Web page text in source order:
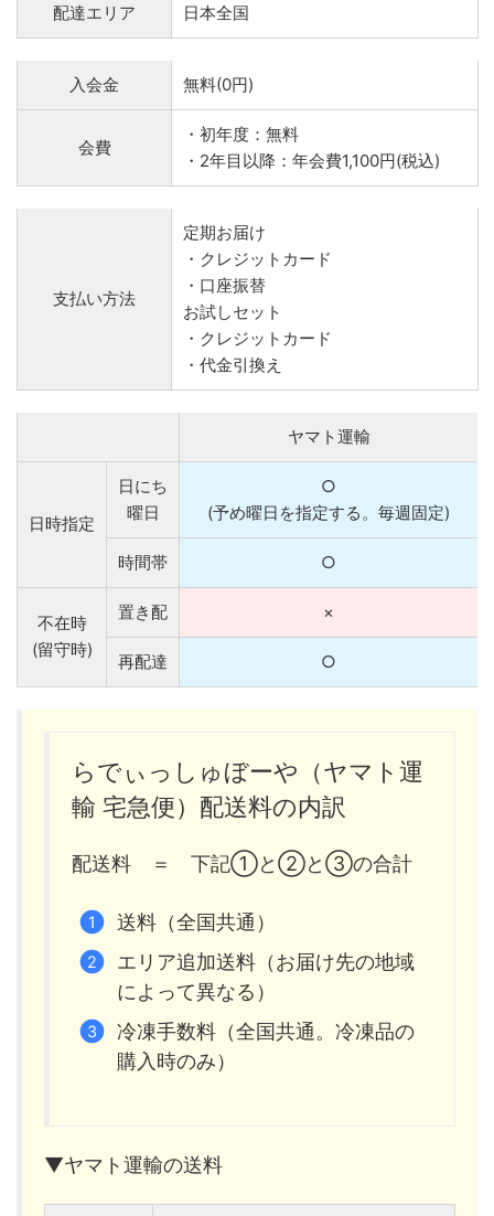
配達エリア 日本全国
入会金 無料(0円)
会費
・初年度：無料
・2年目以降：年会費1,100円(税込)
支払い方法
定期お届け
・クレジットカード
・口座振替
お試しセット
・クレジットカード
・代金引換え
ヤマト運輸
日時指定
日にち
曜日
○
(予め曜日を指定する。毎週固定)
時間帯 ○
不在時
(留守時)
置き配 ×
再配達 ○
らでぃっしゅぼーや（ヤマト運
輸 宅急便）配送料の内訳
配送料 ＝ 下記①と②と③の合計
送料（全国共通）
エリア追加送料（お届け先の地域
によって異なる）
冷凍手数料（全国共通。冷凍品の
購入時のみ）
▼ヤマト運輸の送料